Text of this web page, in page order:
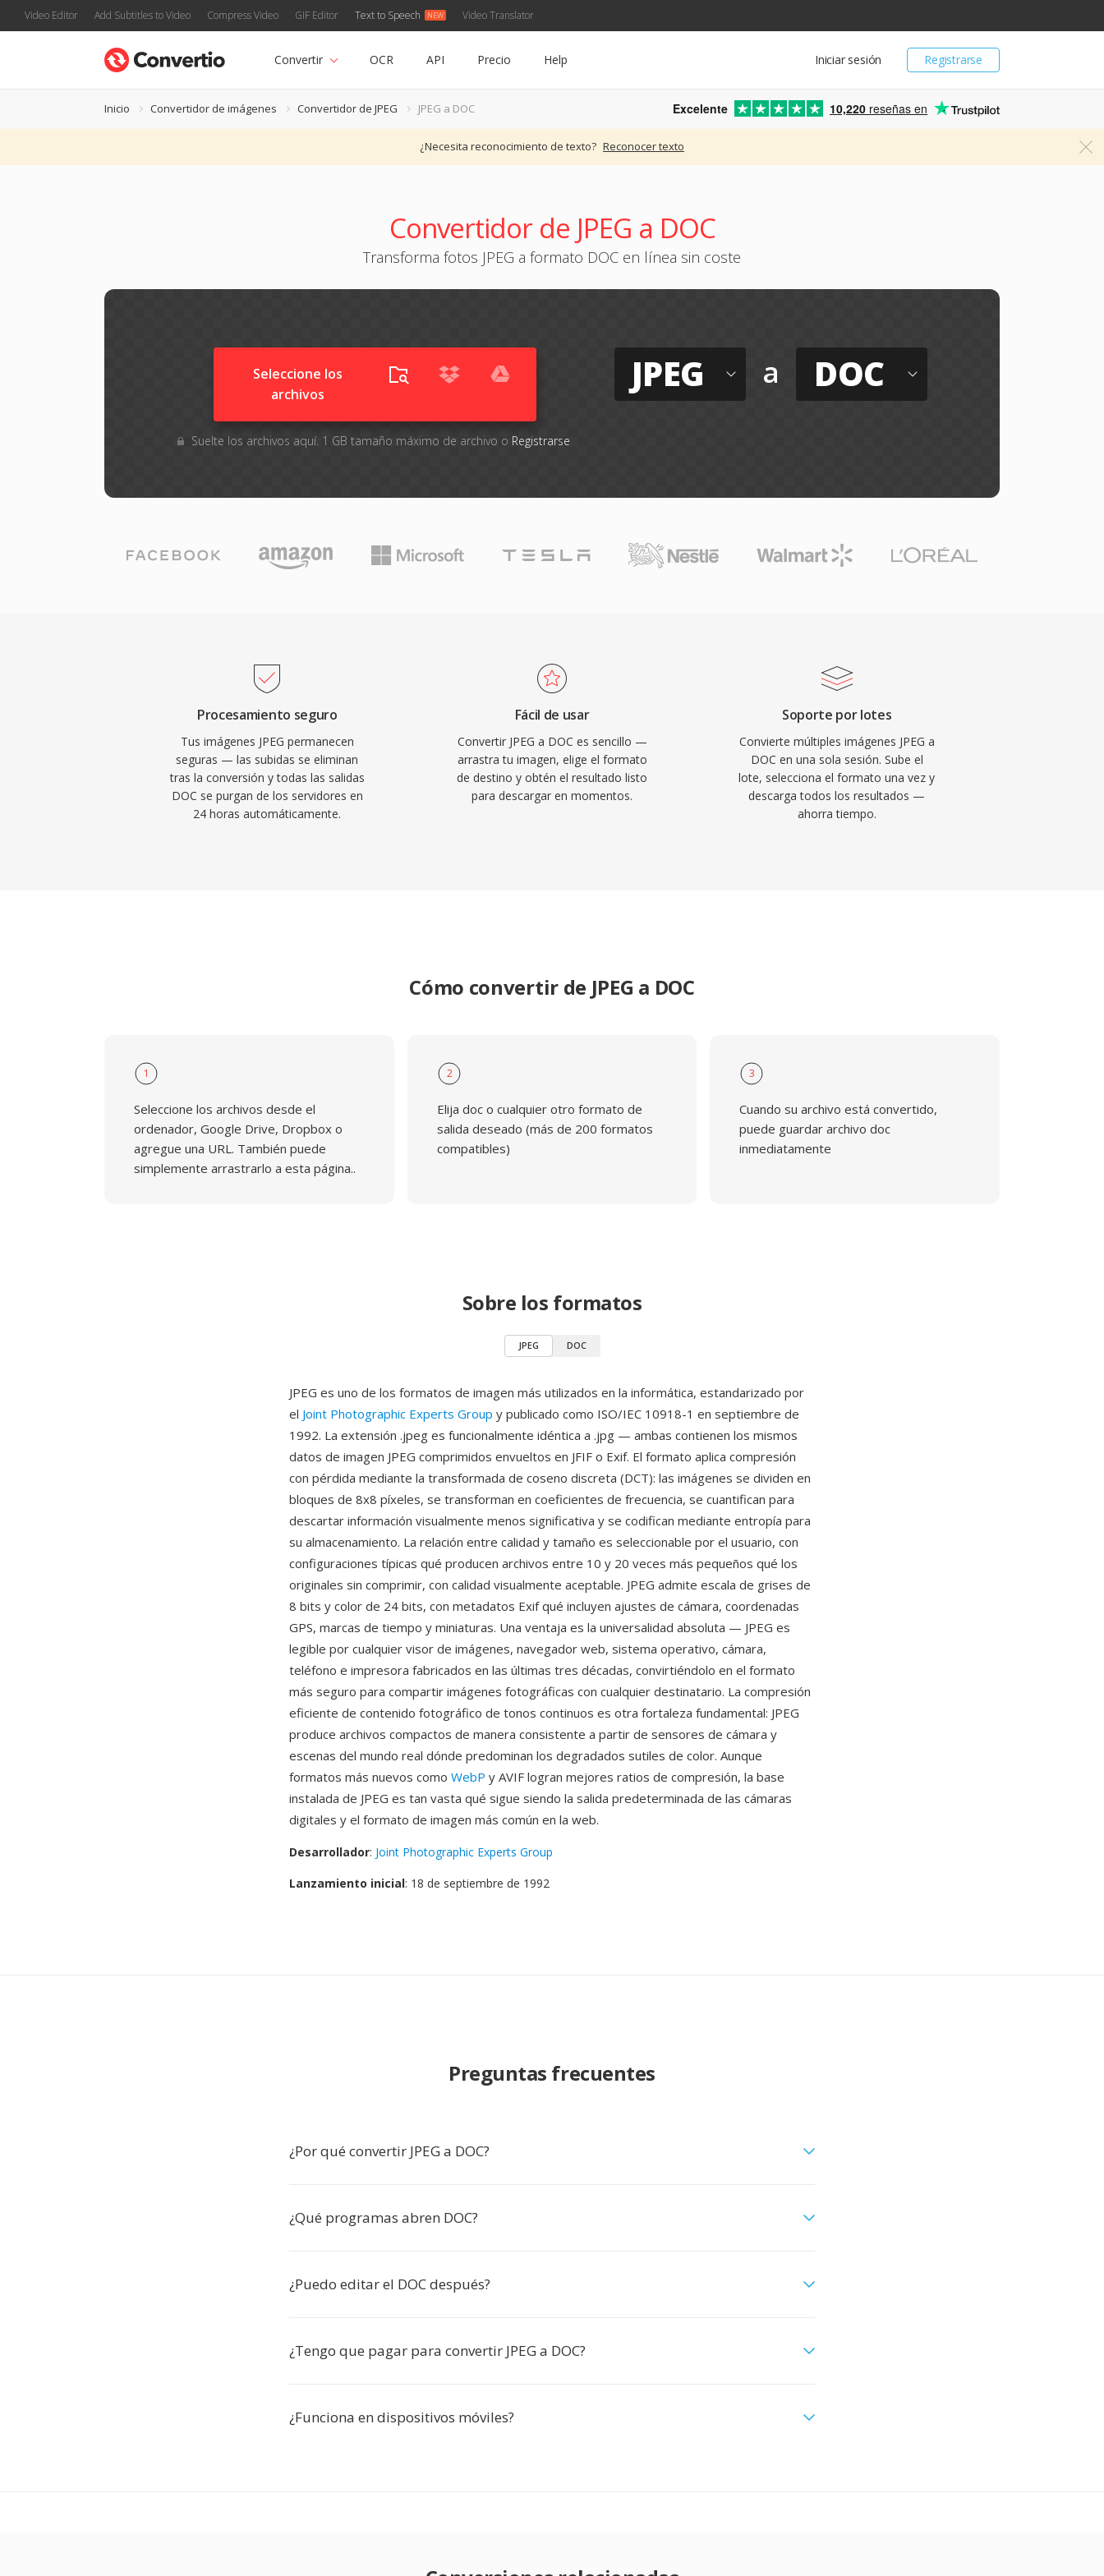
Video Editor Add Subtitles to Video Compress Video GIF Editor Text to Speech Video Translator
Registrarse
Iniciar sesión
Convertir OCR API Precio Help
Inicio Convertidor de imágenes Convertidor de JPEG JPEG a DOC Excelente 10,220 reseñas en
¿Necesita reconocimiento de texto? Reconocer texto
Convertidor de JPEG a DOC
Transforma fotos JPEG a formato DOC en línea sin coste
Seleccione los
archivos
Suelte los archivos aquí. 1 GB tamaño máximo de archivo o Registrarse
JPEG a DOC
Procesamiento seguro
Tus imágenes JPEG permanecen
seguras — las subidas se eliminan
tras la conversión y todas las salidas
DOC se purgan de los servidores en
24 horas automáticamente.
Fácil de usar
Convertir JPEG a DOC es sencillo —
arrastra tu imagen, elige el formato
de destino y obtén el resultado listo
para descargar en momentos.
Soporte por lotes
Convierte múltiples imágenes JPEG a
DOC en una sola sesión. Sube el
lote, selecciona el formato una vez y
descarga todos los resultados —
ahorra tiempo.
Cómo convertir de JPEG a DOC
1
Seleccione los archivos desde el
ordenador, Google Drive, Dropbox o
agregue una URL. También puede
simplemente arrastrarlo a esta página..
2
Elija doc o cualquier otro formato de
salida deseado (más de 200 formatos
compatibles)
3
Cuando su archivo está convertido,
puede guardar archivo doc
inmediatamente
Sobre los formatos
JPEG DOC
JPEG es uno de los formatos de imagen más utilizados en la informática, estandarizado por
el Joint Photographic Experts Group y publicado como ISO/IEC 10918-1 en septiembre de
1992. La extensión .jpeg es funcionalmente idéntica a .jpg — ambas contienen los mismos
datos de imagen JPEG comprimidos envueltos en JFIF o Exif. El formato aplica compresión
con pérdida mediante la transformada de coseno discreta (DCT): las imágenes se dividen en
bloques de 8x8 píxeles, se transforman en coeficientes de frecuencia, se cuantifican para
descartar información visualmente menos significativa y se codifican mediante entropía para
su almacenamiento. La relación entre calidad y tamaño es seleccionable por el usuario, con
configuraciones típicas qué producen archivos entre 10 y 20 veces más pequeños qué los
originales sin comprimir, con calidad visualmente aceptable. JPEG admite escala de grises de
8 bits y color de 24 bits, con metadatos Exif qué incluyen ajustes de cámara, coordenadas
GPS, marcas de tiempo y miniaturas. Una ventaja es la universalidad absoluta — JPEG es
legible por cualquier visor de imágenes, navegador web, sistema operativo, cámara,
teléfono e impresora fabricados en las últimas tres décadas, convirtiéndolo en el formato
más seguro para compartir imágenes fotográficas con cualquier destinatario. La compresión
eficiente de contenido fotográfico de tonos continuos es otra fortaleza fundamental: JPEG
produce archivos compactos de manera consistente a partir de sensores de cámara y
escenas del mundo real dónde predominan los degradados sutiles de color. Aunque
formatos más nuevos como WebP y AVIF logran mejores ratios de compresión, la base
instalada de JPEG es tan vasta qué sigue siendo la salida predeterminada de las cámaras
digitales y el formato de imagen más común en la web.
Desarrollador: Joint Photographic Experts Group
Lanzamiento inicial: 18 de septiembre de 1992
Preguntas frecuentes
¿Por qué convertir JPEG a DOC?
¿Qué programas abren DOC?
¿Puedo editar el DOC después?
¿Tengo que pagar para convertir JPEG a DOC?
¿Funciona en dispositivos móviles?